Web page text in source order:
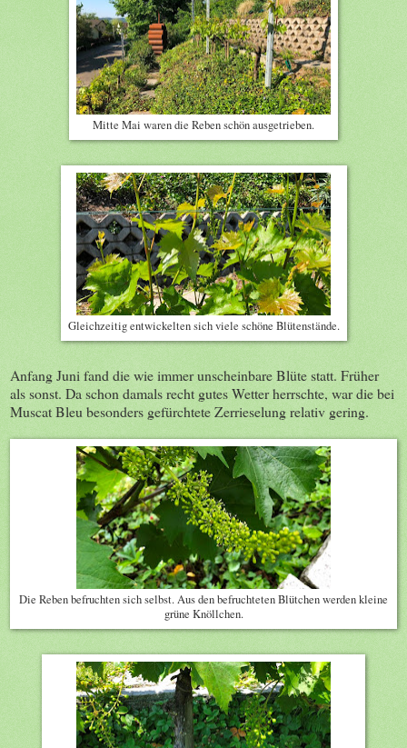
Mitte Mai waren die Reben schön ausgetrieben.
Gleichzeitig entwickelten sich viele schöne Blütenstände.
Anfang Juni fand die wie immer unscheinbare Blüte statt. Früher
als sonst. Da schon damals recht gutes Wetter herrschte, war die bei
Muscat Bleu besonders gefürchtete Zerrieselung relativ gering.
Die Reben befruchten sich selbst. Aus den befruchteten Blütchen werden kleine
grüne Knöllchen.